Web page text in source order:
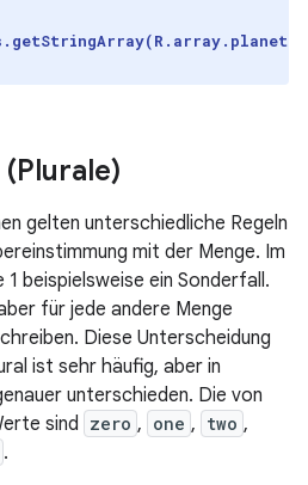
gelten unterschiedliche Regeln
mit der Menge. Im
beispielsweise ein Sonderfall.
für jede andere Menge
Diese Unterscheidung
ist sehr häufig, aber in
unterschieden. Die von
sind zero , one , two ,
.